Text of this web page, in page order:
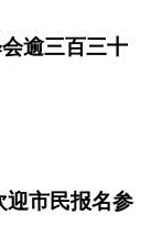
逾三百三十
迎市民报名参